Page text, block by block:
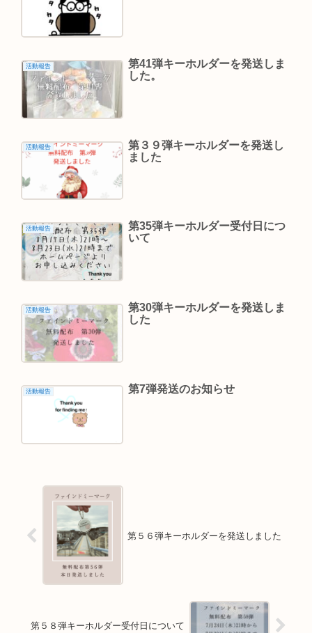
活動報告
第41弾キーホルダーを発送しま
した。
活動報告
第３９弾キーホルダーを発送し
ました
活動報告
第35弾キーホルダー受付日につ
いて
活動報告
第30弾キーホルダーを発送しま
した
活動報告 第7弾発送のお知らせ
第５６弾キーホルダーを発送しました
第５８弾キーホルダー受付日について